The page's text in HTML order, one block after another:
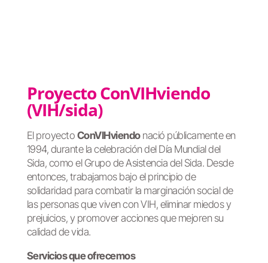
Proyecto ConVIHviendo
(VIH/sida)
El proyecto ConVIHviendonació públicamente en
1994, durante la celebración del Día Mundial del
Sida, como el Grupo de Asistencia del Sida. Desde
entonces, trabajamos bajo el principio de
solidaridad para combatir la marginación social de
las personas que viven con VIH, eliminar miedos y
prejuicios, y promover acciones que mejoren su
calidad de vida.
Servicios que ofrecemos